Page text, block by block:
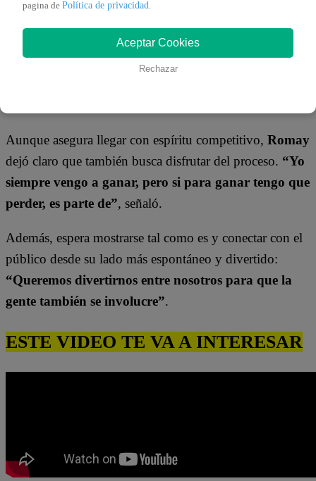
cracks, a veces son tan rápidos que uno se queda
comentó entre risas. Sin embargo, destacó el
Aunque asegura llegar con espíritu competitivo, Romay
dejó claro que también busca disfrutar del proceso. “Yo
siempre vengo a ganar, pero si para ganar tengo que
perder, es parte de”, señaló.
Además, espera mostrarse tal como es y conectar con el
público desde su lado más espontáneo y divertido:
“Queremos divertirnos entre nosotros para que la
gente también se involucre”.
ESTE VIDEO TE VA A INTERESAR
pagina de Política de privacidad
Aceptar Cookies
Rechazar